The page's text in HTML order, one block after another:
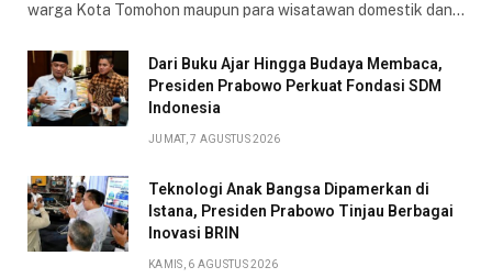
warga Kota Tomohon maupun para wisatawan domestik dan…
Dari Buku Ajar Hingga Budaya Membaca,
Presiden Prabowo Perkuat Fondasi SDM
Indonesia
JUMAT, 7 AGUSTUS 2026
Teknologi Anak Bangsa Dipamerkan di
Istana, Presiden Prabowo Tinjau Berbagai
Inovasi BRIN
KAMIS, 6 AGUSTUS 2026